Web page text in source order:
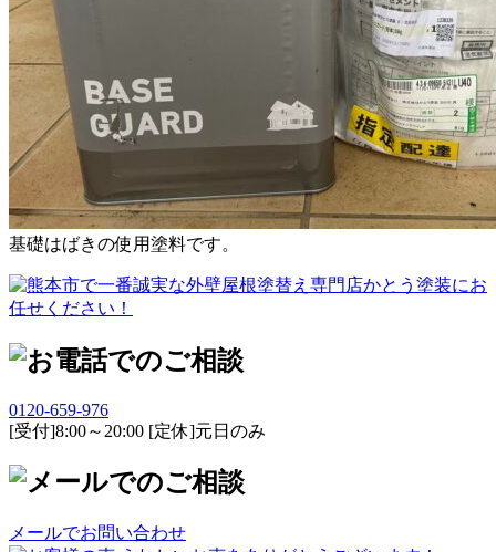
基礎はばきの使用塗料です。
0120-659-976
[受付]8:00～20:00 [定休]元日のみ
メールでお問い合わせ